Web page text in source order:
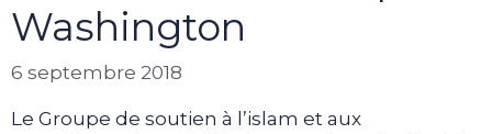
Washington
6 septembre 2018
Le Groupe de soutien à l’islam et aux